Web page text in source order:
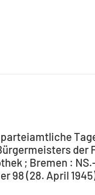
der
; Bremen :
98 (28. April